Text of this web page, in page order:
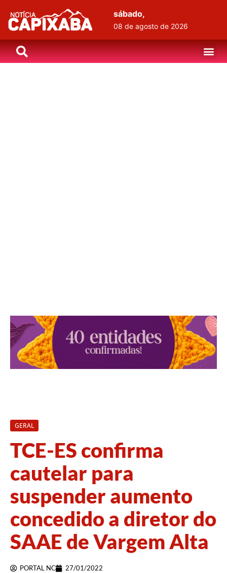
sábado,
08 de agosto de 2026
GERAL
TCE-ES confirma
cautelar para
suspender aumento
concedido a diretor do
SAAE de Vargem Alta
PORTAL NC 27/01/2022